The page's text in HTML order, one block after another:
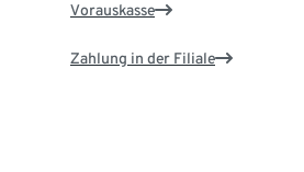
Vorauskasse
Zahlung in der Filiale